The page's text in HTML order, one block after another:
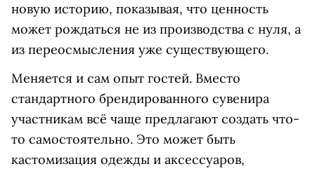
новую историю, показывая, что ценность
может рождаться не из производства с нуля, а
из переосмысления уже существующего.
Меняется и сам опыт гостей. Вместо
стандартного брендированного сувенира
участникам всё чаще предлагают создать что-
то самостоятельно. Это может быть
кастомизация одежды и аксессуаров,